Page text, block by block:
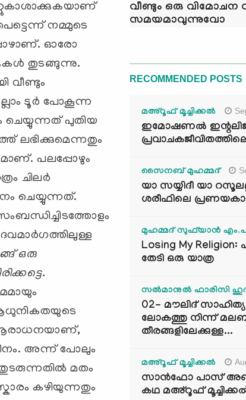
നമ്മുടെ
ഓരോ
തുടങ്ങുന്നു.
വീണ്ടും
ടൂര്‍ പോകൂന്ന
ചെയ്യുന്നത് പുതിയ
ലഭിക്കുമെന്നതും
പലപ്പോഴും
ചിലര്‍
ചെയ്യുന്നത്.
ഒരു
ആധുനികതയുടെ
ആരാധനയാണ്,
അന്ന് പോലും
തുടരുന്നതില്‍ മതം
കഴിയുന്നതും
വീണ്ടും ഒരു വിമോചന
സമയമാവുന്നുവോ
RECOMMENDED POSTS
മഅ്റൂഫ് മൂച്ചിക്കല്‍
ഇമോഷണൽ
സൈനബ് മുഹമ്മദ്
യാ സയ്യിദീ യാ
ശരീഫിലെ
മുഹമ്മദ് സുഫ്‌യാൻ
Losing My
തേടി ഒരു യാത്ര
സൽമാനുൽ ഫാരിസി
02- മൗലിദ്
ലോകത്തു നിന്ന്
തീരങ്ങളിലേക്കുള്ള...
മഅ്റൂഫ് മൂച്ചിക്കല്‍
സാൻഫോ പാസ്
കഥ മഅ്റൂഫ്